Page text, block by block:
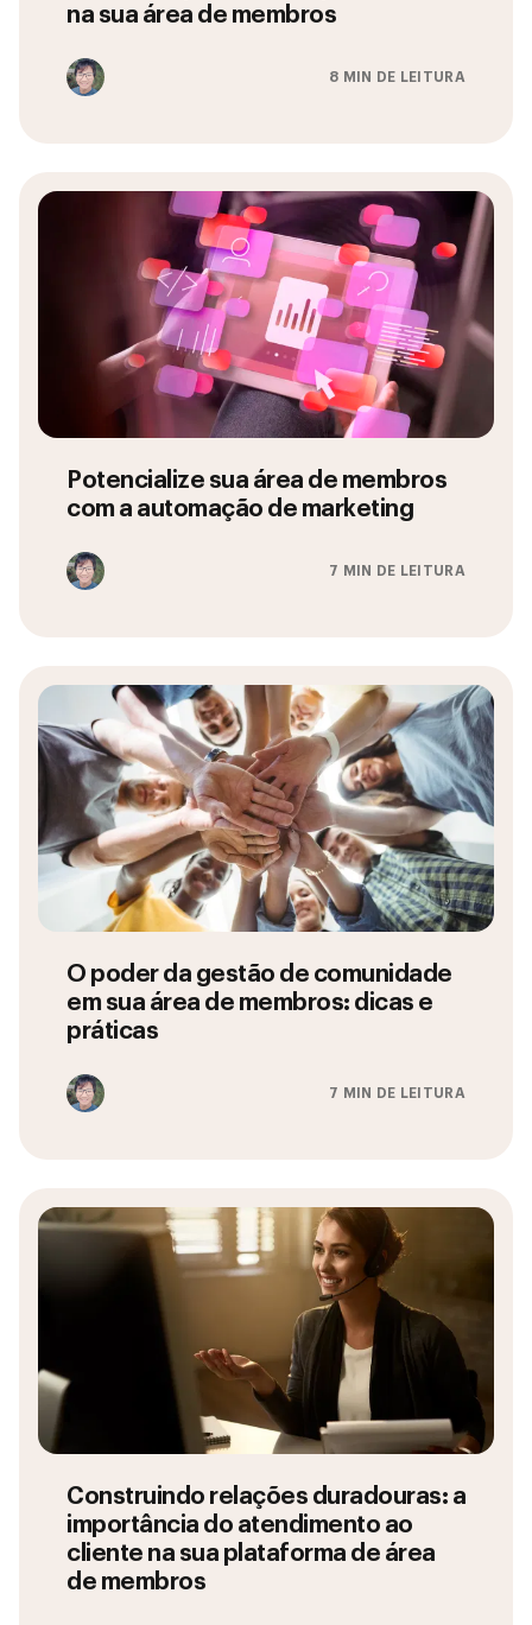
na sua área de membros
8 MIN DE LEITURA
Potencialize sua área de membros
com a automação de marketing
7 MIN DE LEITURA
O poder da gestão de comunidade
em sua área de membros: dicas e
práticas
7 MIN DE LEITURA
Construindo relações duradouras: a
importância do atendimento ao
cliente na sua plataforma de área
de membros